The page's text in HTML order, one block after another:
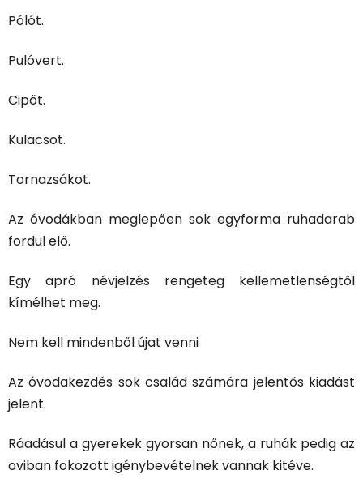
Pólót.
Pulóvert.
Cipőt.
Kulacsot.
Tornazsákot.
Az óvodákban meglepően sok egyforma ruhadarab
fordul elő.
Egy apró névjelzés rengeteg kellemetlenségtől
kímélhet meg.
Nem kell mindenből újat venni
Az óvodakezdés sok család számára jelentős kiadást
jelent.
Ráadásul a gyerekek gyorsan nőnek, a ruhák pedig az
oviban fokozott igénybevételnek vannak kitéve.